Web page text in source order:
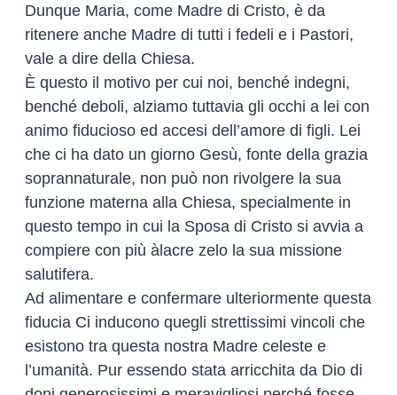
Dunque Maria, come Madre di Cristo, è da
ritenere anche Madre di tutti i fedeli e i Pastori,
vale a dire della Chiesa.
È questo il motivo per cui noi, benché indegni,
benché deboli, alziamo tuttavia gli occhi a lei con
animo fiducioso ed accesi dell’amore di figli. Lei
che ci ha dato un giorno Gesù, fonte della grazia
soprannaturale, non può non rivolgere la sua
funzione materna alla Chiesa, specialmente in
questo tempo in cui la Sposa di Cristo si avvia a
compiere con più àlacre zelo la sua missione
salutifera.
Ad alimentare e confermare ulteriormente questa
fiducia Ci inducono quegli strettissimi vincoli che
esistono tra questa nostra Madre celeste e
l’umanità. Pur essendo stata arricchita da Dio di